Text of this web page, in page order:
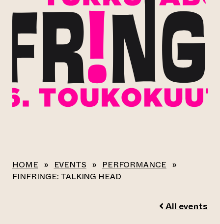
HOME » EVENTS » PERFORMANCE »
FINFRINGE: TALKING HEAD
All events